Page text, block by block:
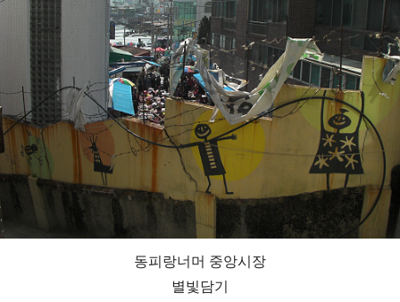
동피랑너머 중앙시장
별빛담기